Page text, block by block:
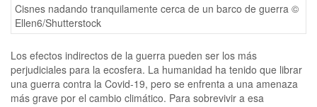
Cisnes nadando tranquilamente cerca de un barco de guerra ©
Ellen6/Shutterstock
Los efectos indirectos de la guerra pueden ser los más
perjudiciales para la ecosfera. La humanidad ha tenido que librar
una guerra contra la Covid-19, pero se enfrenta a una amenaza
más grave por el cambio climático. Para sobrevivir a esa